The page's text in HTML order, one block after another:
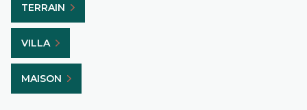
TERRAIN
VILLA
MAISON